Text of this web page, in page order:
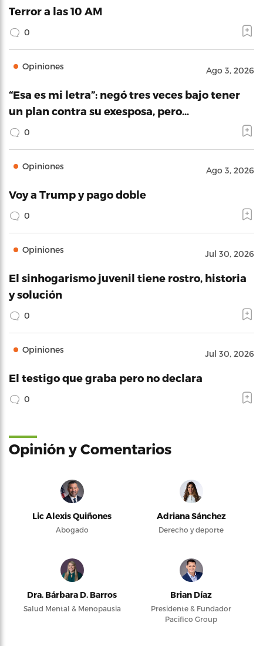
Terror a las 10 AM
0
Opiniones Ago 3, 2026
“Esa es mi letra”: negó tres veces bajo tener
un plan contra su exesposa, pero…
0
Opiniones Ago 3, 2026
Voy a Trump y pago doble
0
Opiniones Jul 30, 2026
El sinhogarismo juvenil tiene rostro, historia
y solución
0
Opiniones Jul 30, 2026
El testigo que graba pero no declara
0
Opinión y Comentarios
Lic Alexis Quiñones
Abogado
Adriana Sánchez
Derecho y deporte
Dra. Bárbara D. Barros
Salud Mental & Menopausia
Brian Díaz
Presidente & Fundador
Pacifico Group